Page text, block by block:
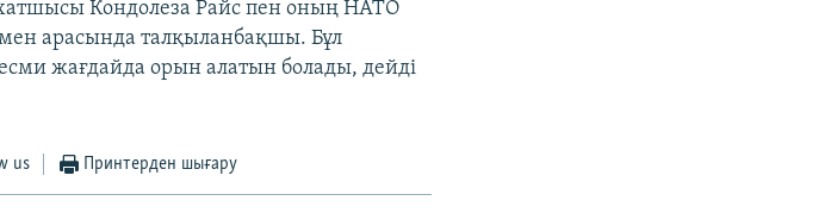
Кондолеза Райс пен оның НАТО
арасында талқыланбақшы. Бұл
жағдайда орын алатын болады, дейді
us Принтерден шығару